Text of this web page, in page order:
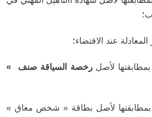
عند الاقتضاء؛
لأصلرخصة السياقة صنف »
لأصل بطاقة « شخص معاق »